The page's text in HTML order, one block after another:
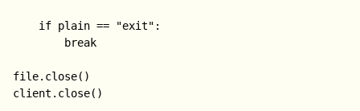
    if plain == "exit":
        break
file.close()